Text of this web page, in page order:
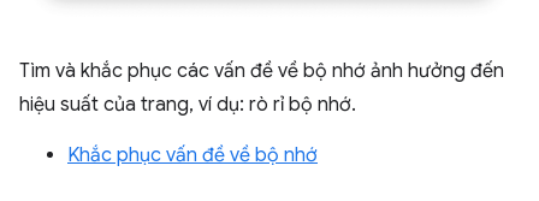
Tìm và khắc phục các vấn đề về bộ nhớ ảnh hưởng đến
hiệu suất của trang, ví dụ: rò rỉ bộ nhớ.
Khắc phục vấn đề về bộ nhớ